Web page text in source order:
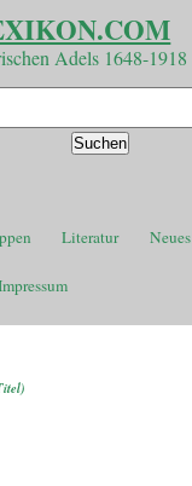
Adels 1648-1918
Literatur Neues
)